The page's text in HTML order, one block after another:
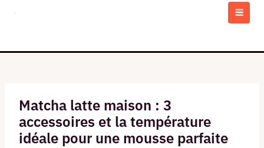
Matcha latte maison : 3
accessoires et la température
idéale pour une mousse parfaite